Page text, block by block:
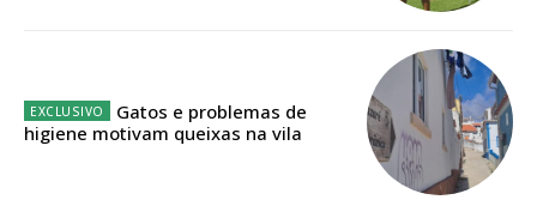
IMPRESSA
32€
Gatos e problemas de
higiene motivam queixas na vila